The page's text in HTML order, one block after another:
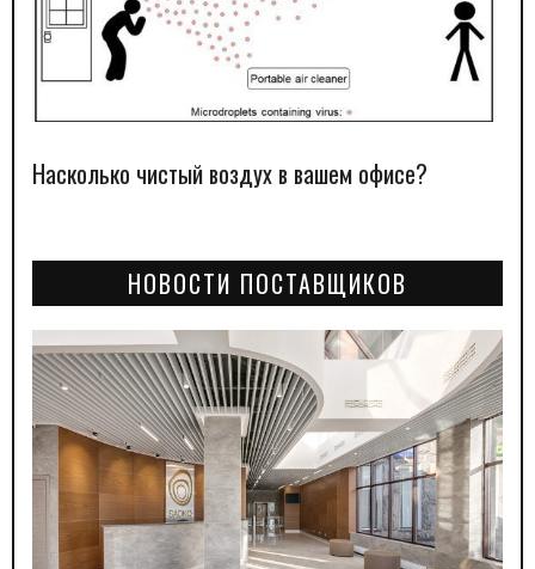
Насколько чистый воздух в вашем офисе?
НОВОСТИ ПОСТАВЩИКОВ